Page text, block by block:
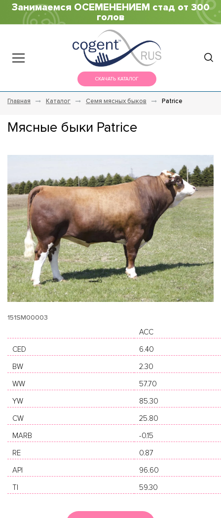
Занимаемся ОСЕМЕНЕНИЕМ стад от 300
голов
СКАЧАТЬ КАТАЛОГ
Главная Каталог Семя мясных быков Patrice
Мясные быки Patrice
151SM00003
ACC
CED 6.40
BW 2.30
WW 57.70
YW 85.30
CW 25.80
MARB -0.15
RE 0.87
API 96.60
59.30